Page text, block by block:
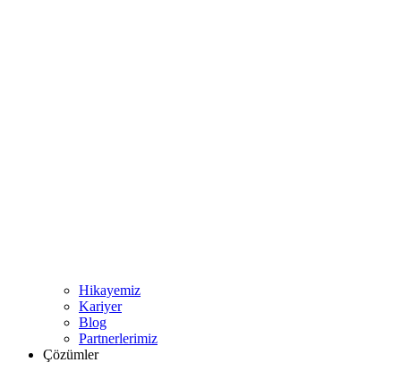
Hikayemiz
Kariyer
Blog
Partnerlerimiz
Çözümler